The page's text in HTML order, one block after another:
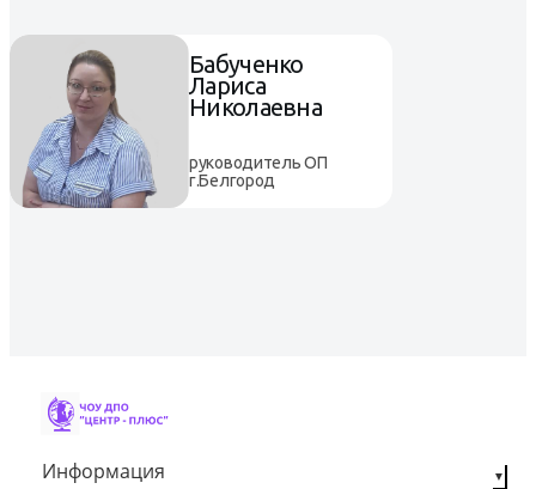
Бабученко
Лариса
Николаевна
руководитель ОП
г.Белгород
Информация